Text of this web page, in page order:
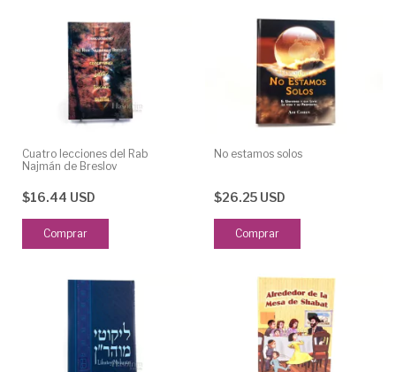
Cuatro lecciones del Rab
Najmán de Breslov
$16.44 USD
No estamos solos
$26.25 USD